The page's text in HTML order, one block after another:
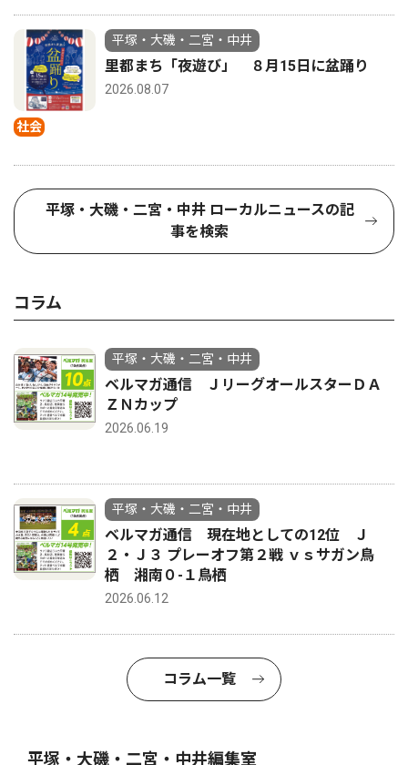
社会
平塚・大磯・二宮・中井
里都まち「夜遊び」 ８月15日に盆踊り
2026.08.07
平塚・大磯・二宮・中井 ローカルニュースの記
事を検索
コラム
平塚・大磯・二宮・中井
ベルマガ通信 ＪリーグオールスターＤＡ
ＺＮカップ
2026.06.19
平塚・大磯・二宮・中井
ベルマガ通信 現在地としての12位 Ｊ
２・Ｊ３ プレーオフ第２戦 ｖｓサガン鳥
栖 湘南０-１鳥栖
2026.06.12
コラム一覧
平塚・大磯・二宮・中井編集室